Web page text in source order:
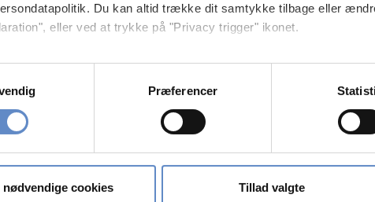
Du kan altid trække dit samtykke tilbage eller
eller ved at trykke på "Privacy trigger" ikonet.
det, vil vi også gerne:
præcise oplysninger om din placering, der kan være nøjagtig
på hele websitet.
til at tilpasse vores indhold og annoncer, til at vise dig
Vi deler også oplysninger om din brug af vores hjemmeside med
Præferencer
nødvendige cookies Tillad valgte
Var med en gruppe flygtninge Røde Kors Holbæk. 26-28
Jeg takker mange gange for jeres måde at håndtere